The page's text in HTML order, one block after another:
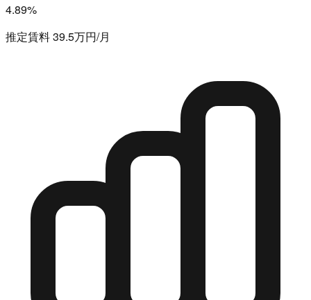
4.89%
推定賃料 39.5万円/月